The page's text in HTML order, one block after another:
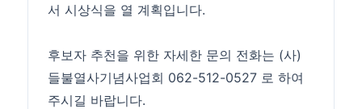
서 시상식을 열 계획입니다.
후보자 추천을 위한 자세한 문의 전화는 (사)
들불열사기념사업회 062-512-0527 로 하여
주시길 바랍니다.